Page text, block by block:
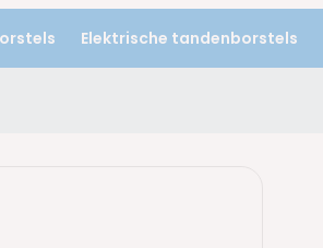
Elektrische tandenborstels